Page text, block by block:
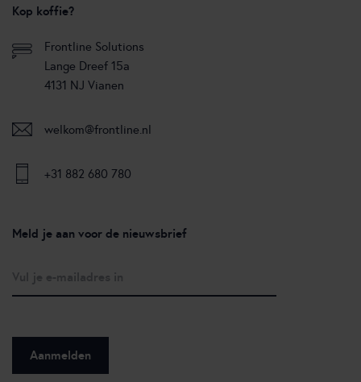
Kop koffie?
Frontline Solutions
Lange Dreef 15a
4131 NJ Vianen
welkom@frontline.nl
+31 882 680 780
Meld je aan voor de nieuwsbrief